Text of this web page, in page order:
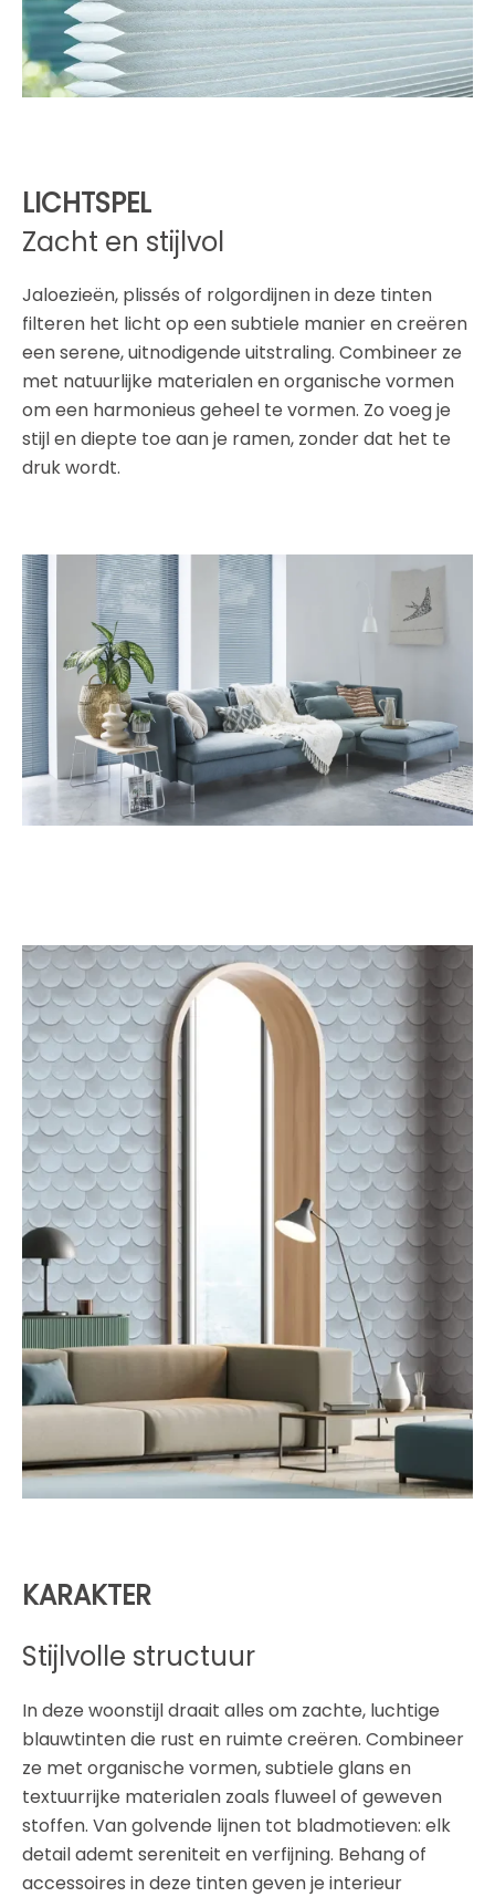
LICHTSPEL
Zacht en stijlvol
Jaloezieën, plissés of rolgordijnen in deze tinten
filteren het licht op een subtiele manier en creëren
een serene, uitnodigende uitstraling. Combineer ze
met natuurlijke materialen en organische vormen
om een harmonieus geheel te vormen. Zo voeg je
stijl en diepte toe aan je ramen, zonder dat het te
druk wordt.
KARAKTER
Stijlvolle structuur
In deze woonstijl draait alles om zachte, luchtige
blauwtinten die rust en ruimte creëren. Combineer
ze met organische vormen, subtiele glans en
textuurrijke materialen zoals fluweel of geweven
stoffen. Van golvende lijnen tot bladmotieven: elk
detail ademt sereniteit en verfijning. Behang of
accessoires in deze tinten geven je interieur